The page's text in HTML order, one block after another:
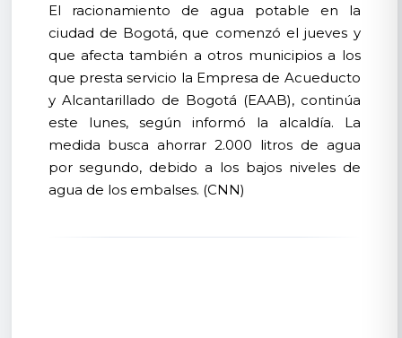
El racionamiento de agua potable en la
ciudad de Bogotá, que comenzó el jueves y
que afecta también a otros municipios a los
que presta servicio la Empresa de Acueducto
y Alcantarillado de Bogotá (EAAB), continúa
este lunes, según informó la alcaldía. La
medida busca ahorrar 2.000 litros de agua
por segundo, debido a los bajos niveles de
agua de los embalses. (CNN)